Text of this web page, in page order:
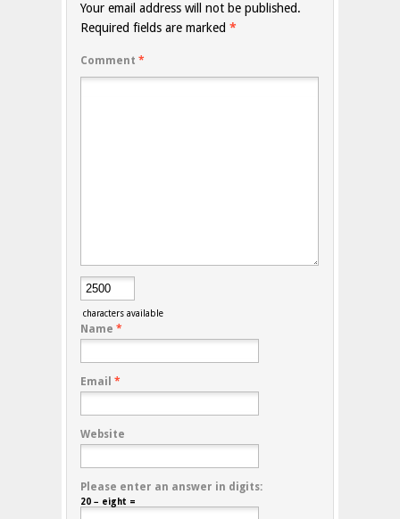
Your email address will not be published.
Required fields are marked *
Comment *
characters available
Name *
Email *
Website
Please enter an answer in digits:
20 − eight =